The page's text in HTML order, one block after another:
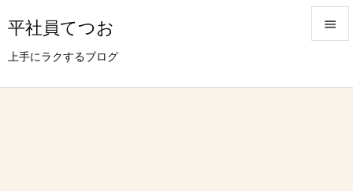
平社員てつお
上手にラクするブログ
